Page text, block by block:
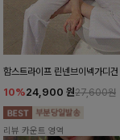
함스트라이프 린넨브이넥가디건
10%24,900 원27,600원
리뷰 카운트 영역